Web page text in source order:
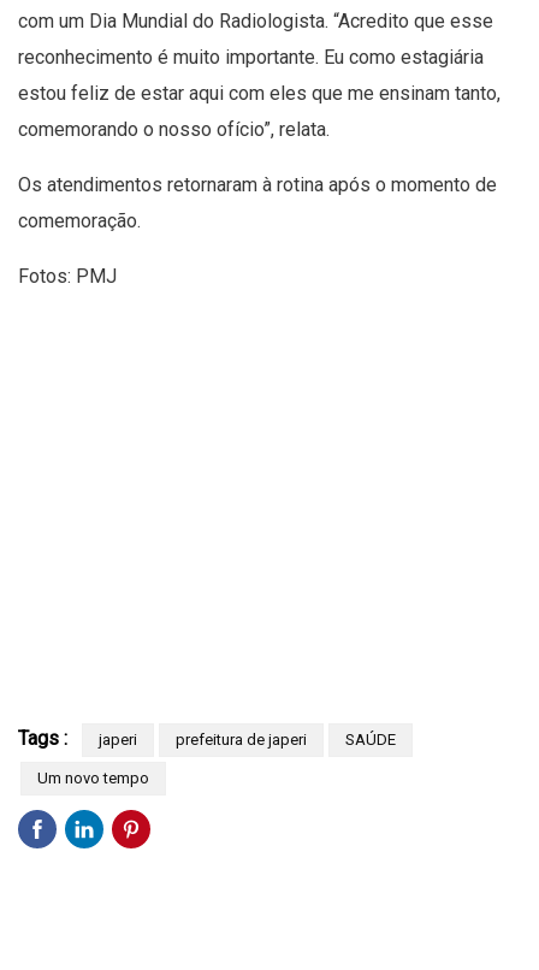
com um Dia Mundial do Radiologista. “Acredito que esse
reconhecimento é muito importante. Eu como estagiária
estou feliz de estar aqui com eles que me ensinam tanto,
comemorando o nosso ofício”, relata.
Os atendimentos retornaram à rotina após o momento de
comemoração.
Fotos: PMJ
Tags : japeri prefeitura de japeri SAÚDE
Um novo tempo